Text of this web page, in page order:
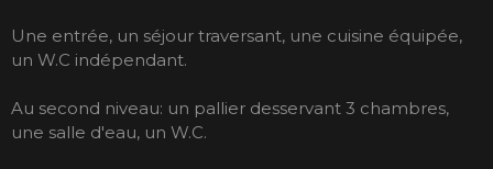
Une entrée, un séjour traversant, une cuisine équipée,
un W.C indépendant.
Au second niveau: un pallier desservant 3 chambres,
une salle d'eau, un W.C.